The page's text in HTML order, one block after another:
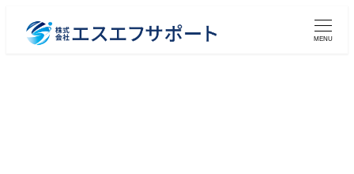
MENU